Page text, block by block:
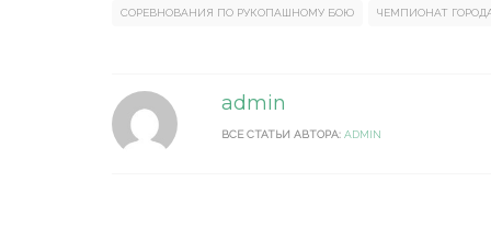
СОРЕВНОВАНИЯ ПО РУКОПАШНОМУ БОЮ ЧЕМПИОНАТ
admin
ВСЕ СТАТЬИ АВТОРА: ADMIN